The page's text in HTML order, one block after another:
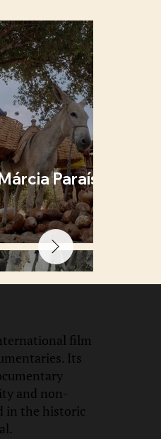
Paraíso +
film
Its
and non-
in the historic